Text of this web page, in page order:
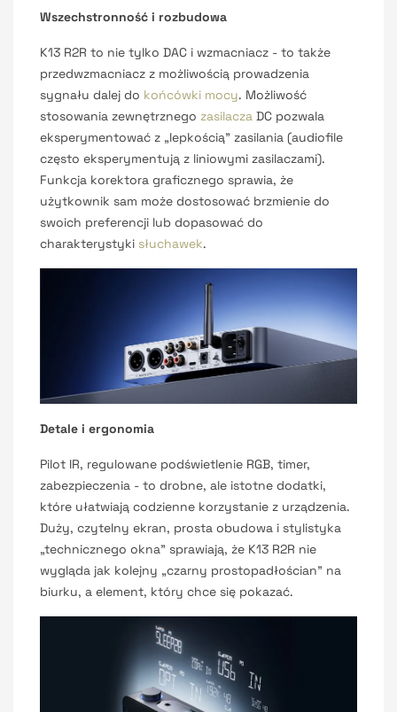
Wszechstronność i rozbudowa
K13 R2R to nie tylko DAC i wzmacniacz - to także
przedwzmacniacz z możliwością prowadzenia
sygnału dalej do końcówki mocy. Możliwość
stosowania zewnętrznego zasilacza DC pozwala
eksperymentować z „lepkością” zasilania (audiofile
często eksperymentują z liniowymi zasilaczami).
Funkcja korektora graficznego sprawia, że
użytkownik sam może dostosować brzmienie do
swoich preferencji lub dopasować do
charakterystyki słuchawek.
Detale i ergonomia
Pilot IR, regulowane podświetlenie RGB, timer,
zabezpieczenia - to drobne, ale istotne dodatki,
które ułatwiają codzienne korzystanie z urządzenia.
Duży, czytelny ekran, prosta obudowa i stylistyka
„technicznego okna” sprawiają, że K13 R2R nie
wygląda jak kolejny „czarny prostopadłościan” na
biurku, a element, który chce się pokazać.